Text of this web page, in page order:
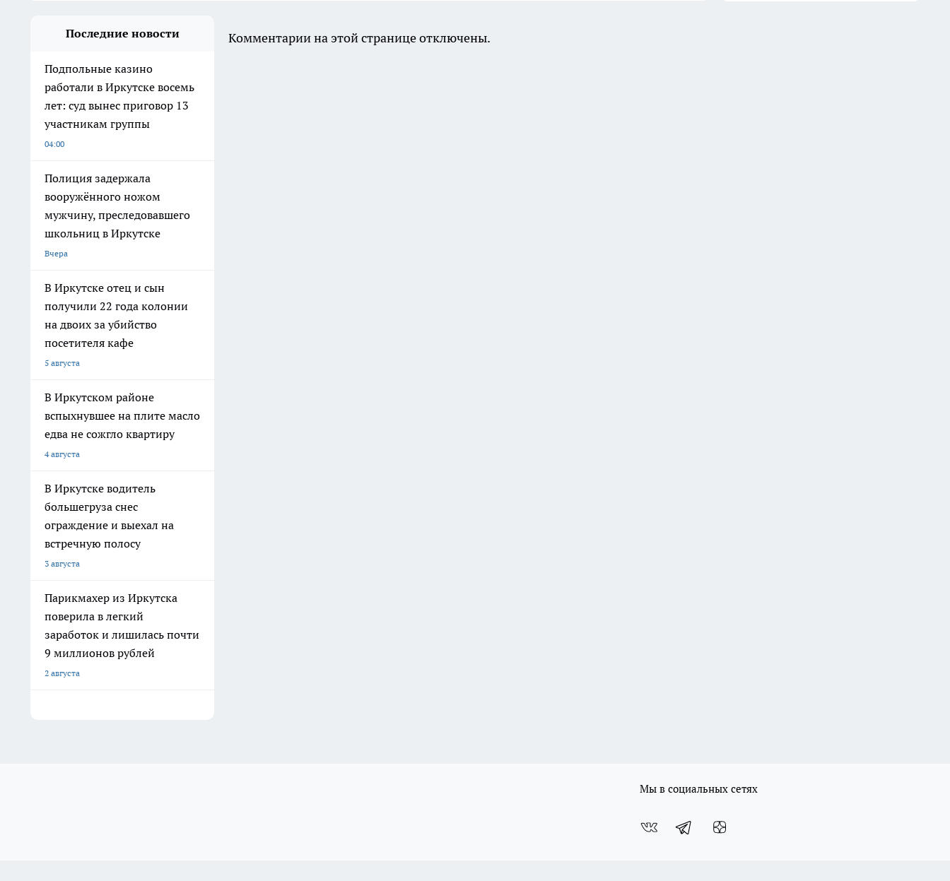
Последние новости
Подпольные казино
работали в Иркутске восемь
лет: суд вынес приговор 13
участникам группы
04:00
Полиция задержала
вооружённого ножом
мужчину, преследовавшего
школьниц в Иркутске
Вчера
В Иркутске отец и сын
получили 22 года колонии
на двоих за убийство
посетителя кафе
5 августа
В Иркутском районе
вспыхнувшее на плите масло
едва не сожгло квартиру
4 августа
В Иркутске водитель
большегруза снес
ограждение и выехал на
встречную полосу
3 августа
Парикмахер из Иркутска
поверила в легкий
заработок и лишилась почти
9 миллионов рублей
2 августа
Комментарии на этой странице отключены.
Мы в социальных сетях